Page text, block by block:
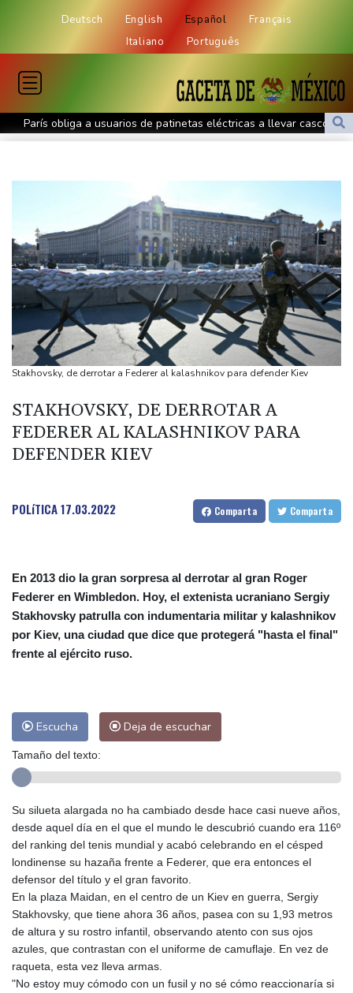
Deutsch English Español
Français
Italiano
Português
París obliga a usuarios de patinetas eléctricas a llevar casco
ante aumento de lesiones
Ucrania se despide de un voluntario que dedicó su vida a
rescatar a los muertos
Canadá trata de adaptarse a un futuro de incendios forestales
Ucrania despide a un voluntario que dedicó su vida a rescatar a
los muertos
Un dron entra en Bulgaria y estalla cerca de un gasoducto en la
frontera con Rumania
Comienza la vendimia en la región francesa de Borgoña, un
nuevo récord de precocidad
Exabogado de Trump confirmado como fiscal general de EEUU
Stakhovsky, de derrotar a Federer al kalashnikov para defender Kiev
STAKHOVSKY, DE DERROTAR A
FEDERER AL KALASHNIKOV PARA
DEFENDER KIEV
POLíTICA17.03.2022 Comparta Comparta
En 2013 dio la gran sorpresa al derrotar al gran Roger
Federer en Wimbledon. Hoy, el extenista ucraniano Sergiy
Stakhovsky patrulla con indumentaria militar y kalashnikov
por Kiev, una ciudad que dice que protegerá "hasta el final"
frente al ejército ruso.
Escucha Deja de escuchar
Tamaño del texto:
Su silueta alargada no ha cambiado desde hace casi nueve años,
desde aquel día en el que el mundo le descubrió cuando era 116º
del ranking del tenis mundial y acabó celebrando en el césped
londinense su hazaña frente a Federer, que era entonces el
defensor del título y el gran favorito.
En la plaza Maidan, en el centro de un Kiev en guerra, Sergiy
Stakhovsky, que tiene ahora 36 años, pasea con su 1,93 metros
de altura y su rostro infantil, observando atento con sus ojos
azules, que contrastan con el uniforme de camuflaje. En vez de
raqueta, esta vez lleva armas.
"No estoy muy cómodo con un fusil y no sé cómo reaccionaría si